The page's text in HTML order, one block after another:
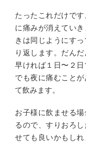
たったこれだけで
に痛みが消えてい
きは同じようにす
り返します。だん
早ければ１日〜２
でも夜に痛むこと
て飲みます。
お子様に飲ませる
るので、すりおろ
せても良いかもし